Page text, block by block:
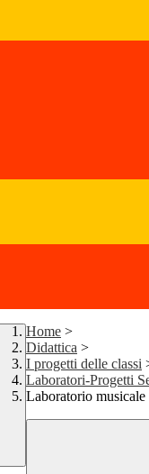
Home >
Didattica >
I progetti delle classi
Laboratori-Progetti
Laboratorio